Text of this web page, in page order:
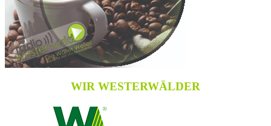
WIR WESTERWÄLDER